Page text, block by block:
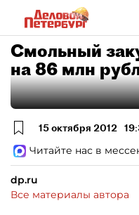
Смольный
на 86 млн
15 октября 2012
Читайте нас в
dp.ru
Все материалы автора